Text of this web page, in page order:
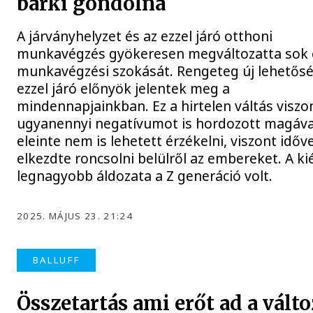
A járványhelyzet és az ezzel járó otthoni
munkavégzés gyökeresen megváltozatta sok
munkavégzési szokását. Rengeteg új
ezzel járó előnyök jelentek meg a
mindennapjainkban. Ez a hirtelen váltás
ugyanennyi negatívumot is hordozott
eleinte nem is lehetett érzékelni, viszont
elkezdte roncsolni belülről az embereket. A
legnagyobb áldozata a Z generáció volt.
2025. MÁJUS 23. 21:24
BALLUFF
Összetartás ami erőt ad a